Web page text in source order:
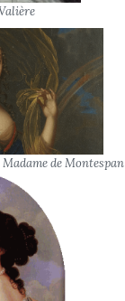
Madame de Montespan